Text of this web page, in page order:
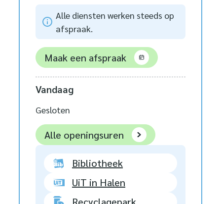
Alle diensten werken steeds op
afspraak.
Maak een afspraak
Vandaag
Gesloten
Alle openingsuren Stad Halen
Bibliotheek
UiT in Halen